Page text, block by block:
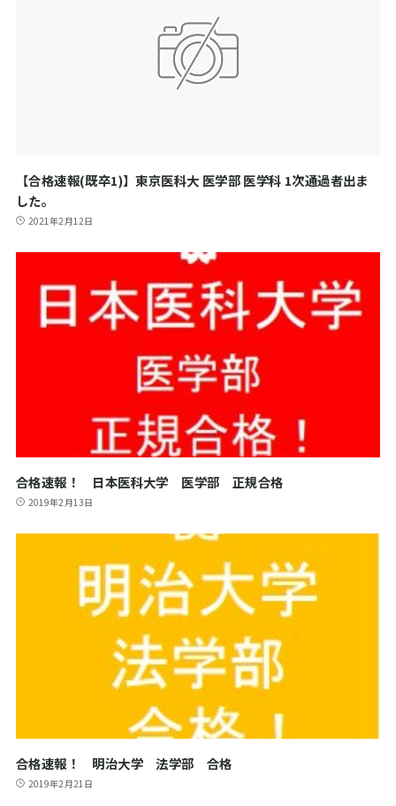
【合格速報(既卒1)】東京医科大 医学部 医学科 1次通過者出ま
した。
2021年2月12日
合格速報！ 日本医科大学 医学部 正規合格
2019年2月13日
合格速報！ 明治大学 法学部 合格
2019年2月21日